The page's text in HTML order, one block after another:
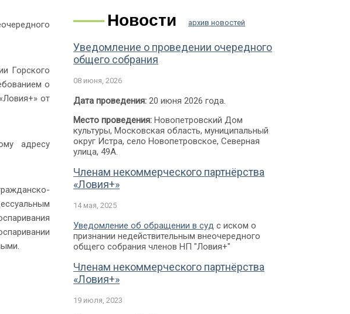
Горского
о
от
адресу
Новости архив новостей
Уведомление о проведении очередного
общего собрания
08 июня, 2026
Дата проведения: 20 июня 2026 года.
Место проведения: Новопетровский Дом
культуры, Московская область, муниципальный
округ Истра, село Новопетровское, Северная
улица, 49А.
Членам некоммерческого партнёрства
«Ловия+»
14 мая, 2025
Уведомление об обращении в суд с иском о
признании недействительным внеочередного
общего собрания членов НП "Ловия+"
Членам некоммерческого партнёрства
«Ловия+»
19 июля, 2023